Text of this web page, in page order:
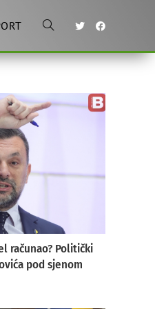
Toggle
računao? Politički
pod sjenom